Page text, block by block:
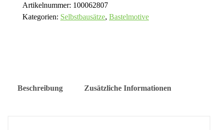
Artikelnummer: 100062807
Kategorien: Selbstbausätze, Bastelmotive
Beschreibung Zusätzliche Informationen